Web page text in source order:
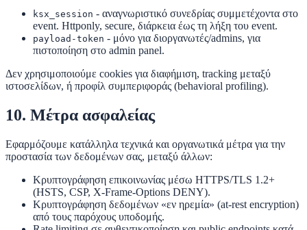
ksx_session - αναγνωριστικό συνεδρίας συμμετέχοντα στο
event. Httponly, secure, διάρκεια έως τη λήξη του event.
payload-token - μόνο για διοργανωτές/admins, για
πιστοποίηση στο admin panel.
Δεν χρησιμοποιούμε cookies για διαφήμιση, tracking μεταξύ
ιστοσελίδων, ή προφίλ συμπεριφοράς (behavioral profiling).
10. Μέτρα ασφαλείας
Εφαρμόζουμε κατάλληλα τεχνικά και οργανωτικά μέτρα για την
προστασία των δεδομένων σας, μεταξύ άλλων:
Κρυπτογράφηση επικοινωνίας μέσω HTTPS/TLS 1.2+
(HSTS, CSP, X-Frame-Options DENY).
Κρυπτογράφηση δεδομένων «εν ηρεμία» (at-rest encryption)
από τους παρόχους υποδομής.